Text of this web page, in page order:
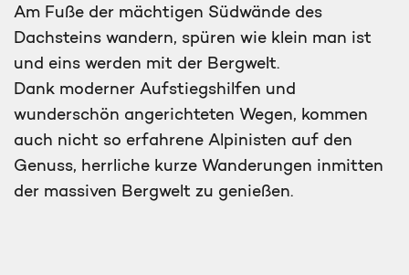
Am Fuße der mächtigen Südwände des
Dachsteins wandern, spüren wie klein man ist
und eins werden mit der Bergwelt.
Dank moderner Aufstiegshilfen und
wunderschön angerichteten Wegen, kommen
auch nicht so erfahrene Alpinisten auf den
Genuss, herrliche kurze Wanderungen inmitten
der massiven Bergwelt zu genießen.